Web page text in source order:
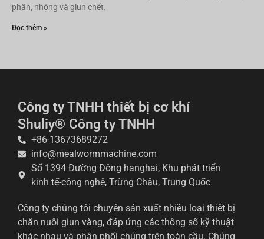
phân, nhộng và giun chết.
Đọc thêm »
Công ty TNHH thiết bị cơ khí
Shuliy® Công ty TNHH
+86-13673689272
info@mealwormmachine.com
Số 1394 Đường Đông hanghai, Khu phát triển
kinh tế-công nghệ, Trừng Châu, Trung Quốc
Công ty chúng tôi chuyên sản xuất nhiều loại thiết bị
chăn nuôi giun vàng, đáp ứng các thông số kỹ thuật
khác nhau và phân phối chúng trên toàn cầu. Chúng